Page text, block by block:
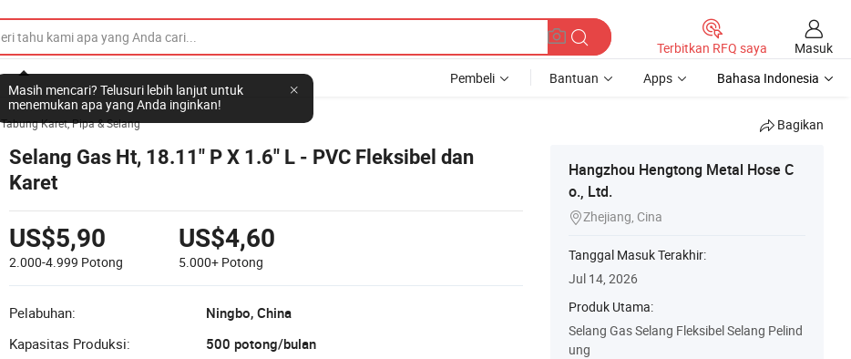
Masih mencari? Telusuri lebih lanjut untuk
menemukan apa yang Anda inginkan!
Terbitkan RFQ saya
Masuk
Pembeli Bantuan Apps Bahasa Indonesia
Tabung Karet, Pipa & Selang Bagikan
Selang Gas Ht, 18.11" P X 1.6" L - PVC Fleksibel dan
Karet
US$5,90
2.000-4.999 Potong
US$4,60
5.000+ Potong
Pelabuhan:
Ningbo, China
Kapasitas Produksi:
500 potong/bulan
Hangzhou Hengtong Metal Hose C
o., Ltd.
Zhejiang, Cina
Tanggal Masuk Terakhir:
Jul 14, 2026
Produk Utama:
Selang Gas Selang Fleksibel Selang Pelind
ung